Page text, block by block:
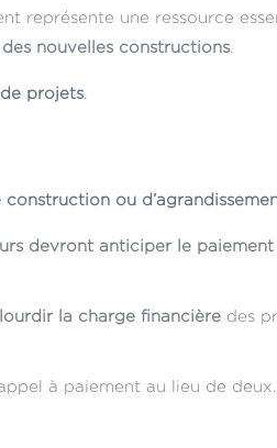
représente une ressource
nouvelles constructions
projets
ou
devront anticiper le
la charge financière des
à paiement au lieu de deux.